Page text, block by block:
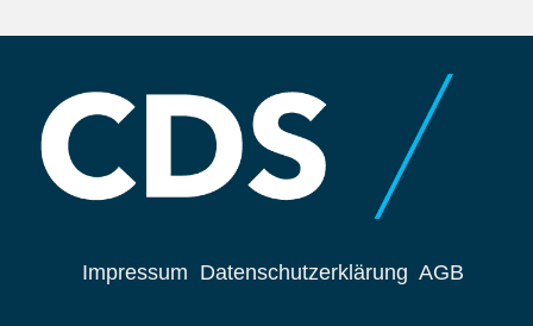
Impressum Datenschutzerklärung AGB